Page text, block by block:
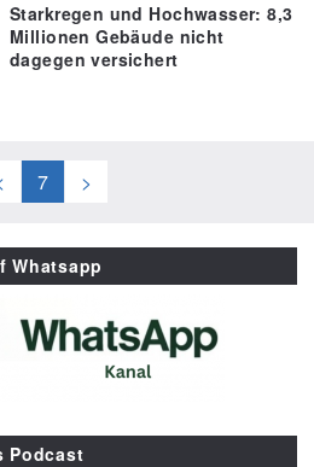
Starkregen und Hochwasser: 8,3
Millionen Gebäude nicht
dagegen versichert
7 >
Whatsapp
Podcast